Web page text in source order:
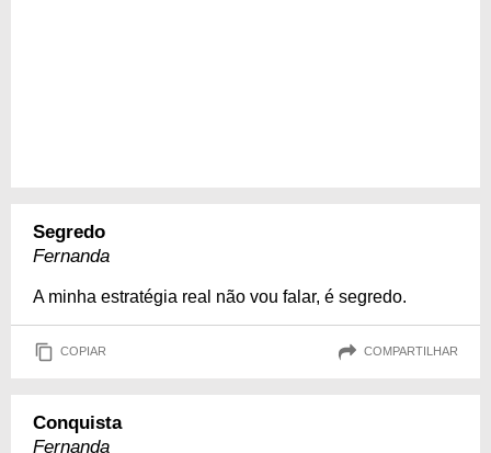
Segredo
Fernanda
A minha estratégia real não vou falar, é segredo.
COPIAR COMPARTILHAR
Conquista
Fernanda